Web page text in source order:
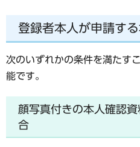
登録者本人が申請する
次のいずれかの条件を満たす
能です。
顔写真付きの本人確認
合